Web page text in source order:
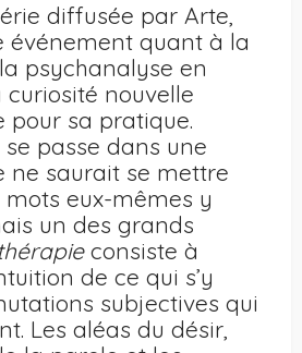
diffusée par Arte,
événement quant à la
psychanalyse en
nouvelle
pour sa pratique.
se passe dans une
ne saurait se mettre
eux-mêmes y
un des grands
consiste à
de ce qui s’y
subjectives qui
Les aléas du désir,